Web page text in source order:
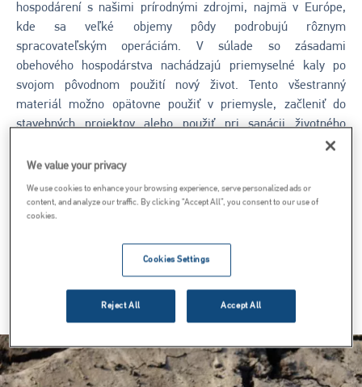
hospodárení s našimi prírodnými zdrojmi, najmä v Európe,
kde sa veľké objemy pôdy podrobujú rôznym
spracovateľským operáciám. V súlade so zásadami
obehového hospodárstva nachádzajú priemyselné kaly po
svojom pôvodnom použití nový život. Tento všestranný
materiál možno opätovne použiť v priemysle, začleniť do
stavebných projektov alebo použiť pri sanácii životného
prostredia. Používaním riešení na báze vápna nielen riešime
okamžité environmentálne problémy, ale aj vytvárame
podmienky pre udržateľnejšiu budúcnosť. Tieto spojivá
uľahčujú premenu potenciálne škodlivých materiálov na
hodnotné zdroje, minimalizujú odpad a znižujú našu závislosť
od obmedzených surovín.
Spýtajte sa našich špecialistov
Obrázok
We value your privacy
We use cookies to enhance your browsing experience, serve personalized ads or
content, and analyze our traffic. By clicking “Accept All”, you consent to our use of
cookies.
Cookies Settings
Reject All Accept All